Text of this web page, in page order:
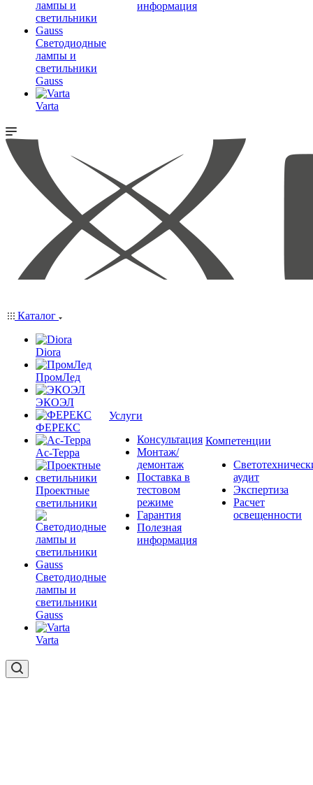
Светодиодные
лампы и
светильники
Gauss
Varta
информация
Каталог
Diora
ПромЛед
ЭКОЭЛ
ФЕРЕКС
Ас-Терра
Проектные
светильники
Светодиодные
лампы и
светильники
Gauss
Varta
Услуги
Консультация
Монтаж/
демонтаж
Поставка в
тестовом
режиме
Гарантия
Полезная
информация
Компетенции
аудит
Экспертиза
Расчет
освещенности